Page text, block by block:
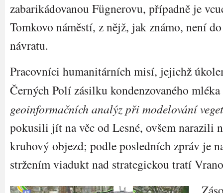
zabarikádovanou Fügnerovu, případně je
Tomkovo náměstí, z nějž, jak známo, není
návratu.
Pracovníci humanitárních misí, jejichž
Černých Polí zásilku kondenzovaného
geoinformačních analýz při modelování
pokusili jít na věc od Lesné, ovšem narazili
kruhový objezd; podle posledních zpráv je
stržením viadukt nad strategickou tratí